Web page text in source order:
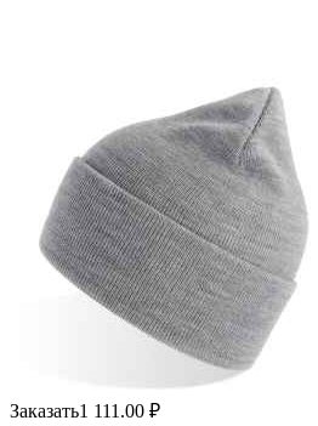
Заказать1 111.00 ₽